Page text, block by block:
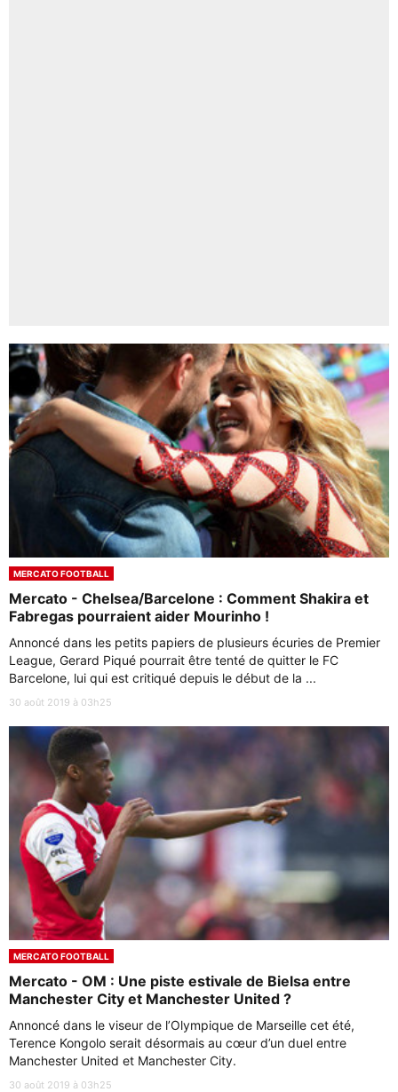
MERCATO FOOTBALL
Mercato - Chelsea/Barcelone : Comment Shakira et
Fabregas pourraient aider Mourinho !
Annoncé dans les petits papiers de plusieurs écuries de Premier
League, Gerard Piqué pourrait être tenté de quitter le FC
Barcelone, lui qui est critiqué depuis le début de la ...
30 août 2019 à 03h25
MERCATO FOOTBALL
Mercato - OM : Une piste estivale de Bielsa entre
Manchester City et Manchester United ?
Annoncé dans le viseur de l’Olympique de Marseille cet été,
Terence Kongolo serait désormais au cœur d’un duel entre
Manchester United et Manchester City.
30 août 2019 à 03h25